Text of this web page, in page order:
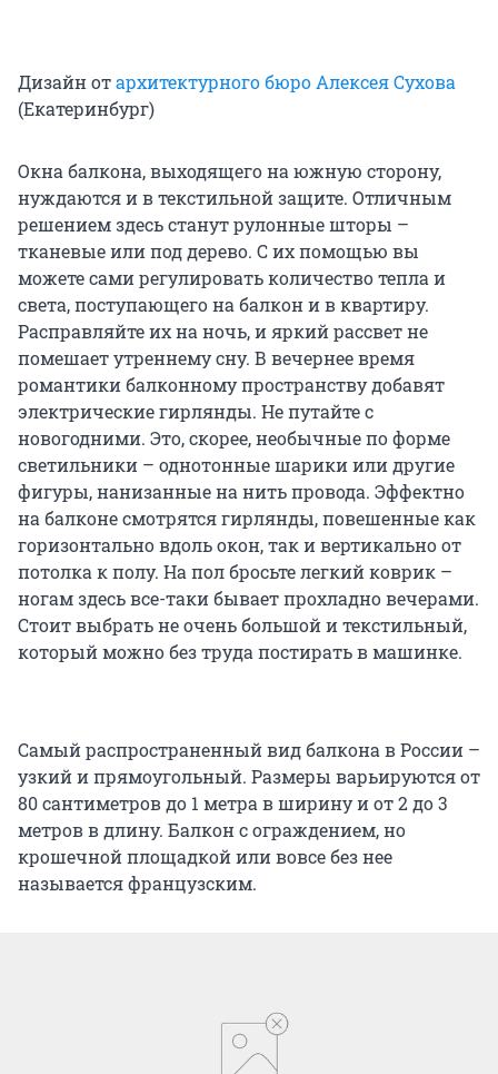
Дизайн отархитектурного бюро Алексея Сухова
(Екатеринбург)
Окна балкона, выходящего на южную сторону,
нуждаются и в текстильной защите. Отличным
решением здесь станут рулонные шторы –
тканевые или под дерево. С их помощью вы
можете сами регулировать количество тепла и
света, поступающего на балкон и в квартиру.
Расправляйте их на ночь, и яркий рассвет не
помешает утреннему сну. В вечернее время
романтики балконному пространству добавят
электрические гирлянды. Не путайте с
новогодними. Это, скорее, необычные по форме
светильники – однотонные шарики или другие
фигуры, нанизанные на нить провода. Эффектно
на балконе смотрятся гирлянды, повешенные как
горизонтально вдоль окон, так и вертикально от
потолка к полу. На пол бросьте легкий коврик –
ногам здесь все-таки бывает прохладно вечерами.
Стоит выбрать не очень большой и текстильный,
который можно без труда постирать в машинке.
Самый распространенный вид балкона в России –
узкий и прямоугольный. Размеры варьируются от
80 сантиметров до 1 метра в ширину и от 2 до 3
метров в длину. Балкон с ограждением, но
крошечной площадкой или вовсе без нее
называется французским.